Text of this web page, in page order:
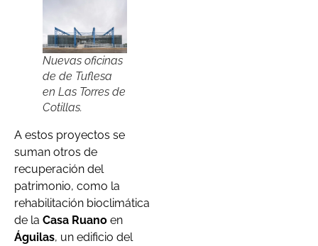
Nuevas oficinas
de de Tuflesa
en Las Torres de
Cotillas.
A estos proyectos se
suman otros de
recuperación del
patrimonio, como la
rehabilitación bioclimática
de la Casa Ruano en
Águilas, un edificio del